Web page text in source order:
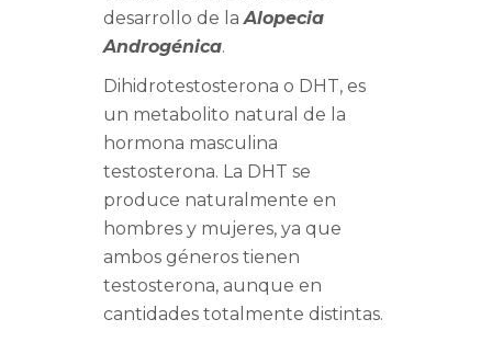
desarrollo de laAlopecia
Androgénica.
Dihidrotestosterona o DHT, es
un metabolito natural de la
hormona masculina
testosterona. La DHT se
produce naturalmente en
hombres y mujeres, ya que
ambos géneros tienen
testosterona, aunque en
cantidades totalmente distintas.